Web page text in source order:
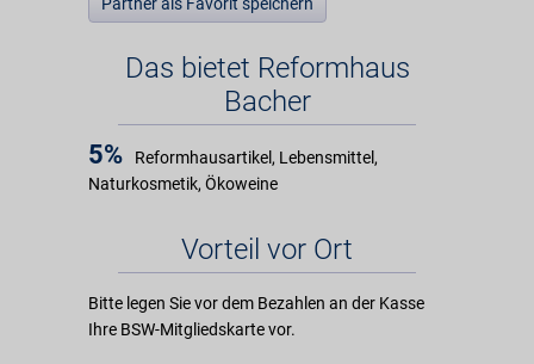
Das bietet Reformhaus
Bacher
5%
Reformhausartikel, Lebensmittel,
Naturkosmetik, Ökoweine
Vorteil vor Ort
Bitte legen Sie vor dem Bezahlen an der Kasse
Ihre BSW-Mitgliedskarte vor.